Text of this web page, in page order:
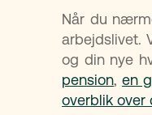
Når du
arbejdslivet.
og din nye
pension, en
overblik over